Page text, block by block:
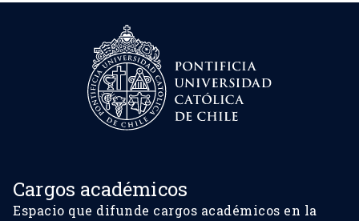
Cargos académicos
Espacio que difunde cargos académicos en la